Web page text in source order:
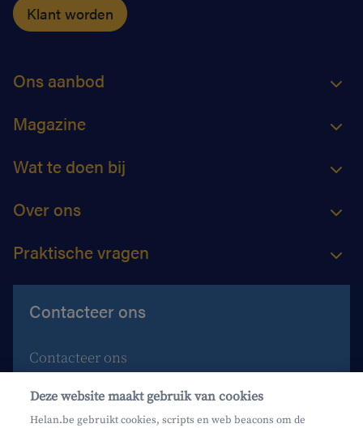
Klant worden
Ons aanbod
Magazine
Wat te doen bij
Over ons
Praktische vragen
Contacteer ons
Contacteer ons
Maak een afspraak
Waar vind je ons?
Deze website maakt gebruik van cookies
Helan.be gebruikt cookies, scripts en web beacons om de